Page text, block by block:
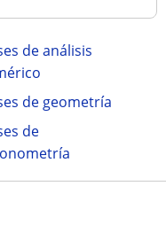
de análisis
de geometría
de